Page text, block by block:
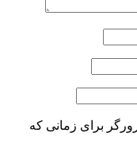
برای زمانی که